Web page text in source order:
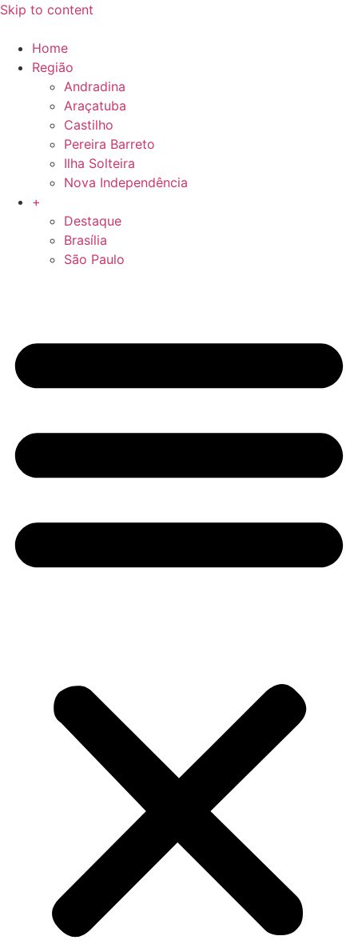
Skip to content
Home
Região
Andradina
Araçatuba
Castilho
Pereira Barreto
Ilha Solteira
Nova Independência
+
Destaque
Brasília
São Paulo